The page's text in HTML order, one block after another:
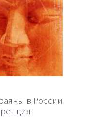
в России